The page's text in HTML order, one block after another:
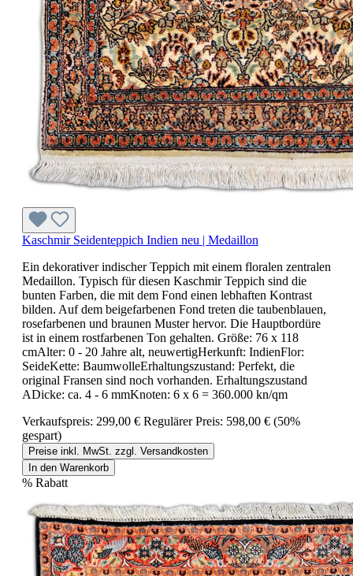
Kaschmir Seidenteppich Indien neu | Medaillon
Ein dekorativer indischer Teppich mit einem floralen zentralen
Medaillon. Typisch für diesen Kaschmir Teppich sind die
bunten Farben, die mit dem Fond einen lebhaften Kontrast
bilden. Auf dem beigefarbenen Fond treten die taubenblauen,
rosefarbenen und braunen Muster hervor. Die Hauptbordüre
ist in einem rostfarbenen Ton gehalten. Größe: 76 x 118
cmAlter: 0 - 20 Jahre alt, neuwertigHerkunft: IndienFlor:
SeideKette: BaumwolleErhaltungszustand: Perfekt, die
original Fransen sind noch vorhanden. Erhaltungszustand
ADicke: ca. 4 - 6 mmKnoten: 6 x 6 = 360.000 kn/qm
Verkaufspreis: 299,00 € Regulärer Preis: 598,00 € (50%
gespart)
Preise inkl. MwSt. zzgl. Versandkosten
In den Warenkorb
% Rabatt